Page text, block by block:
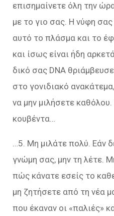
επισημαίνετε όλη την
με το γιο σας. Η νύφη
αυτό το πλάσμα και το
και ίσως είναι ήδη
δικό σας DNA
στο γονιδιακό
να μην μιλήσετε
κουβέντα…
…5. Μη μιλάτε πολύ. Εάν
γνώμη σας, μην τη λέτε.
πώς κάνατε εσείς το
μη ζητήσετε από τη νέα
που έκαναν οι «παλιές»